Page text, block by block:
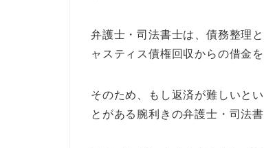
弁護士・司法書士は、債務整理
ャスティス債権回収からの借金
そのため、もし返済が難しいと
とがある腕利きの弁護士・司法